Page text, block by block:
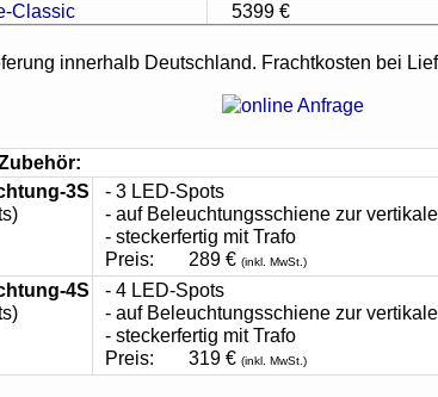
Classic 5399 €
innerhalb Deutschland. Frachtkosten bei
3S
- 3 LED-Spots
- auf Beleuchtungsschiene zur
- steckerfertig mit Trafo
Preis:
289 € (inkl. MwSt.)
4S
- 4 LED-Spots
- auf Beleuchtungsschiene zur
- steckerfertig mit Trafo
Preis:
319 € (inkl. MwSt.)